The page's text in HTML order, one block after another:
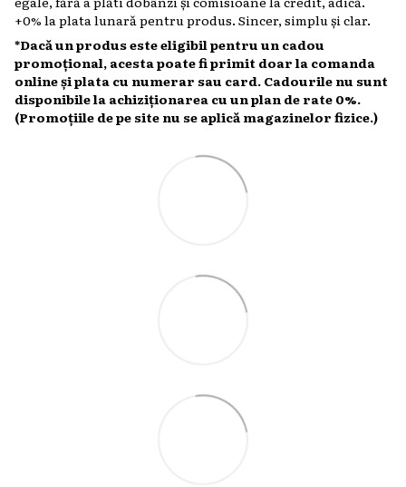
+0% la plata lunară pentru produs. Sincer, simplu și clar.
*Dacă un produs este eligibil pentru un cadou
promoțional, acesta poate fi primit doar la comanda
online și plata cu numerar sau card. Cadourile nu sunt
disponibile la achiziționarea cu un plan de rate 0%.
(Promoțiile de pe site nu se aplică magazinelor fizice.)